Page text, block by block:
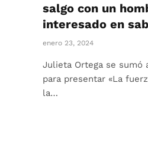
salgo con un
interesado en
enero 23, 2024
Julieta Ortega se sumó
para presentar «La
la…